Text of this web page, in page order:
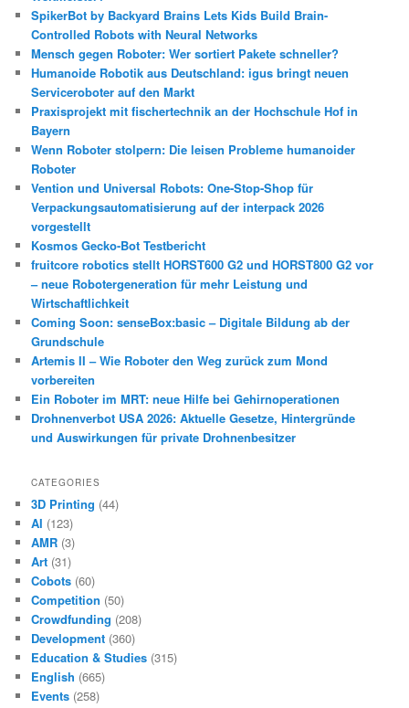
SpikerBot by Backyard Brains Lets Kids Build Brain-
Controlled Robots with Neural Networks
Mensch gegen Roboter: Wer sortiert Pakete schneller?
Humanoide Robotik aus Deutschland: igus bringt neuen
Serviceroboter auf den Markt
Praxisprojekt mit fischertechnik an der Hochschule Hof in
Bayern
Wenn Roboter stolpern: Die leisen Probleme humanoider
Roboter
Vention und Universal Robots: One-Stop-Shop für
Verpackungsautomatisierung auf der interpack 2026
vorgestellt
Kosmos Gecko-Bot Testbericht
fruitcore robotics stellt HORST600 G2 und HORST800 G2 vor
– neue Robotergeneration für mehr Leistung und
Wirtschaftlichkeit
Coming Soon: senseBox:basic – Digitale Bildung ab der
Grundschule
Artemis II – Wie Roboter den Weg zurück zum Mond
vorbereiten
Ein Roboter im MRT: neue Hilfe bei Gehirnoperationen
Drohnenverbot USA 2026: Aktuelle Gesetze, Hintergründe
und Auswirkungen für private Drohnenbesitzer
CATEGORIES
3D Printing (44)
AI (123)
AMR (3)
Art (31)
Cobots (60)
Competition (50)
Crowdfunding (208)
Development (360)
Education & Studies (315)
English (665)
Events (258)